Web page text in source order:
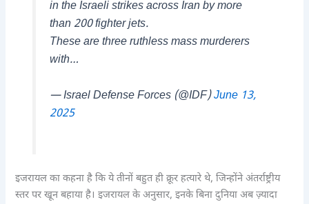
in the Israeli strikes across Iran by more
than 200 fighter jets.
These are three ruthless mass murderers
with…
— Israel Defense Forces (@IDF)June 13,
2025
इजरायल का कहना है कि ये तीनों बहुत ही क्रूर हत्यारे थे, जिन्होंने अंतर्राष्ट्रीय
स्तर पर खून बहाया है। इजरायल के अनुसार, इनके बिना दुनिया अब ज़्यादा